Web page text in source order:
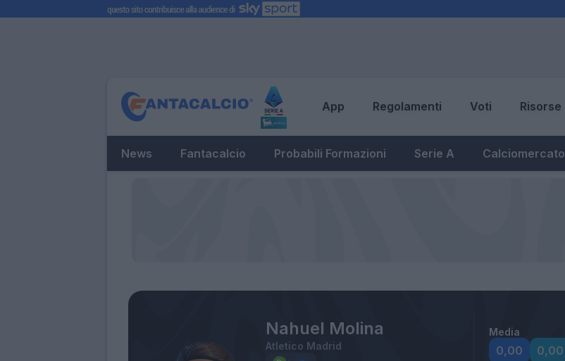
App Regolamenti Voti Risorse
News Fantacalcio Probabili Formazioni Serie A Calciomercato
Nahuel Molina
Atletico Madrid
Media
0,00 0,00